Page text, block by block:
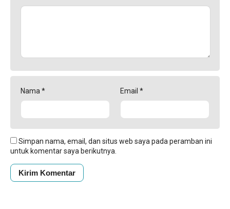
Nama * Email *
Simpan nama, email, dan situs web saya pada peramban ini
untuk komentar saya berikutnya.